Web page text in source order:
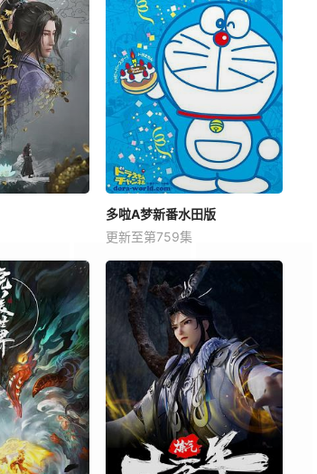
多啦A梦新番水田版
更新至第759集